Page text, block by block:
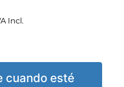
Incl.
cuando esté